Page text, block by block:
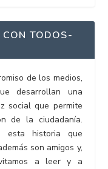
CON TODOS-
de los medios,
desarrollan una
social que permite
de la ciudadanía.
esta historia que
son amigos y,
a leer y a